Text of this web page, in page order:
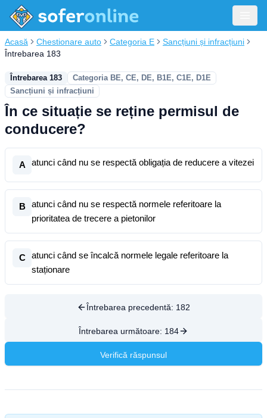
Acasă Chestionare auto Categoria E
Sancțiuni și infracțiuni
Întrebarea 183
Întrebarea 183
Categoria BE, CE, DE, B1E, C1E, D1E
Sancțiuni și infracțiuni
În ce situație se reține permisul de
conducere?
A atunci când nu se respectă obligația de reducere a vitezei
B
atunci când nu se respectă normele referitoare la
prioritatea de trecere a pietonilor
C
atunci când se încalcă normele legale referitoare la
staționare
Întrebarea precedentă: 182
Întrebarea următoare: 184
Verifică răspunsul